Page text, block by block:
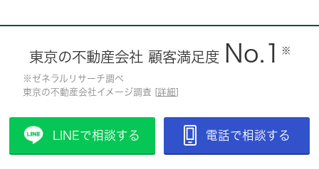
東京の不動産会社 顧客満足度 No.1 ※
※ゼネラルリサーチ調べ
東京の不動産会社イメージ調査 [ 詳細
LINEで相談する 電話で相談する